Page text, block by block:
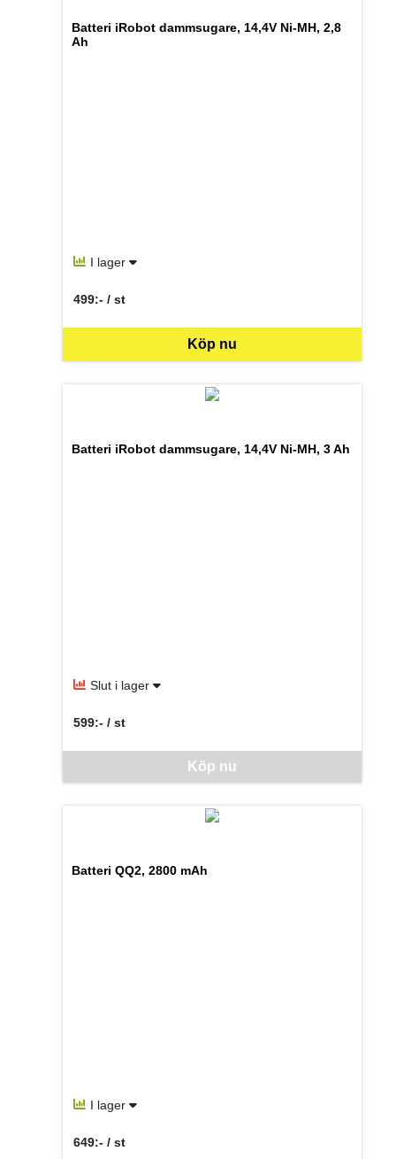
Batteri iRobot dammsugare, 14,4V Ni-MH, 2,8
Ah
I lager
Köp nu
499:- / st
SEK per ST
Batteri iRobot dammsugare, 14,4V Ni-MH, 3 Ah
Slut i lager
Denna vara går inte att beställa via webben just nu,
Köp nu
599:- / st
SEK per ST
Batteri QQ2, 2800 mAh
I lager
649:- / st
SEK per ST